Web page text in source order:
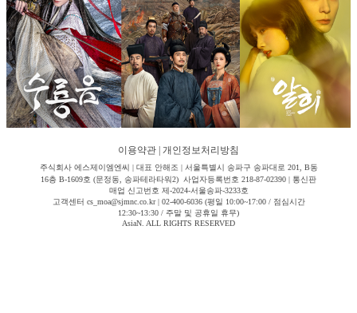
이용약관 개인정보처리방침
주식회사 에스제이엠엔씨 | 대표 안해조 | 서울특별시 송파구 송파대로 201, B동
16층 B-1609호 (문정동, 송파테라타워2) 사업자등록번호 218-87-02390 | 통신판
매업 신고번호 제-2024-서울송파-3233호
고객센터 cs_moa@sjmnc.co.kr | 02-400-6036 (평일 10:00~17:00 / 점심시간
12:30~13:30 / 주말 및 공휴일 휴무)
AsiaN. ALL RIGHTS RESERVED